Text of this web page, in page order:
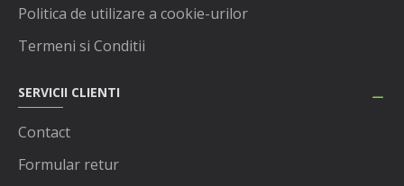
Politica de utilizare a cookie-urilor
Termeni si Conditii
SERVICII CLIENTI
Contact
Formular retur